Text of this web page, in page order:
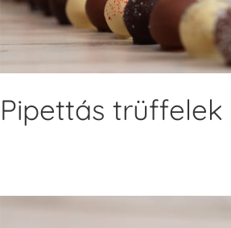
Pipettás trüffelek